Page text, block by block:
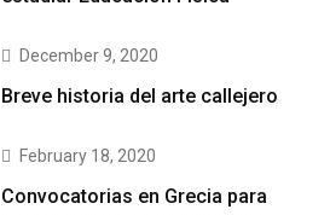
December 9, 2020
Breve historia del arte callejero
February 18, 2020
Convocatorias en Grecia para